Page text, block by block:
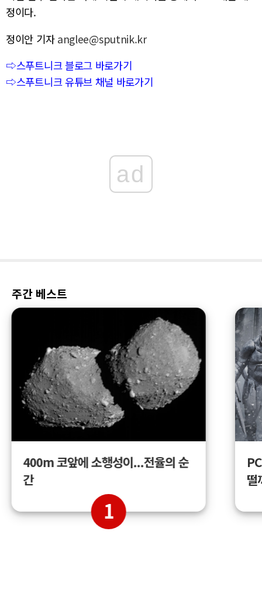
정이다.
정이안 기자 anglee@sputnik.kr
⇨스푸트니크 블로그 바로가기
⇨스푸트니크 유튜브 채널 바로가기
ad
주간 베스트
400m 코앞에 소행성이...전율의 순
간
1
떨